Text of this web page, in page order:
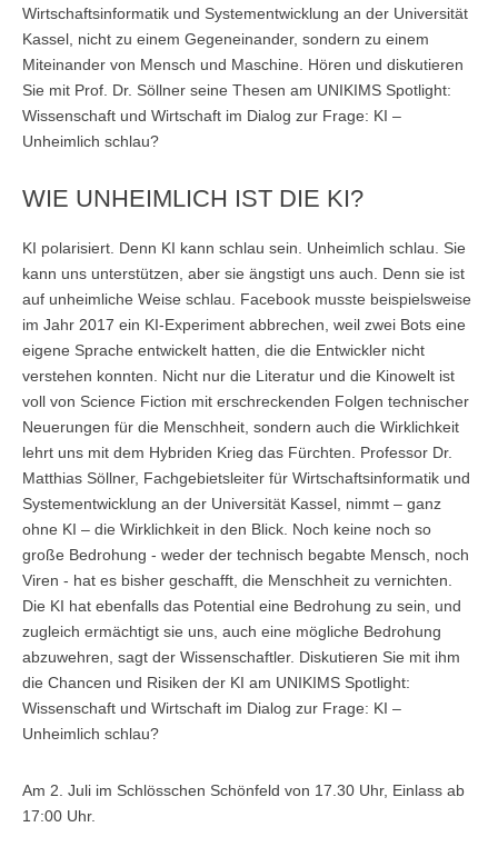
Planung des ÖPNV
Übersicht
Planung, Betrieb und Steuerung von Produktions- und
Logistiksystemen
Übersicht
Qualitätsmanagement in Entwicklung, Planung, Produktion und
Lieferkette
Übersicht
Informationsmanagement in Produktion und Logistik
Studienprogramme Energie-Bauen-Umwelt
Übersicht
BWL-Kompakt
Wirtschaftsinformatik und Systementwicklung an der Universität
Kassel, nicht zu einem Gegeneinander, sondern zu einem
Miteinander von Mensch und Maschine. Hören und diskutieren
Sie mit Prof. Dr. Söllner seine Thesen am UNIKIMS Spotlight:
Wissenschaft und Wirtschaft im Dialog zur Frage: KI –
Unheimlich schlau?
WIE UNHEIMLICH IST DIE KI?
KI polarisiert. Denn KI kann schlau sein. Unheimlich schlau. Sie
kann uns unterstützen, aber sie ängstigt uns auch. Denn sie ist
auf unheimliche Weise schlau. Facebook musste beispielsweise
im Jahr 2017 ein KI-Experiment abbrechen, weil zwei Bots eine
eigene Sprache entwickelt hatten, die die Entwickler nicht
verstehen konnten. Nicht nur die Literatur und die Kinowelt ist
voll von Science Fiction mit erschreckenden Folgen technischer
Neuerungen für die Menschheit, sondern auch die Wirklichkeit
lehrt uns mit dem Hybriden Krieg das Fürchten. Professor Dr.
Matthias Söllner, Fachgebietsleiter für Wirtschaftsinformatik und
Systementwicklung an der Universität Kassel, nimmt – ganz
ohne KI – die Wirklichkeit in den Blick. Noch keine noch so
große Bedrohung - weder der technisch begabte Mensch, noch
Viren - hat es bisher geschafft, die Menschheit zu vernichten.
Die KI hat ebenfalls das Potential eine Bedrohung zu sein, und
zugleich ermächtigt sie uns, auch eine mögliche Bedrohung
abzuwehren, sagt der Wissenschaftler. Diskutieren Sie mit ihm
die Chancen und Risiken der KI am UNIKIMS Spotlight:
Wissenschaft und Wirtschaft im Dialog zur Frage: KI –
Unheimlich schlau?
Am 2. Juli im Schlösschen Schönfeld von 17.30 Uhr, Einlass ab
17:00 Uhr.